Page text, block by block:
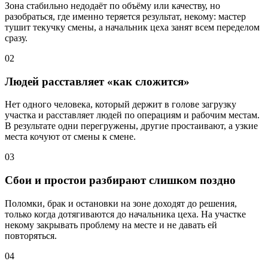
Зона стабильно недодаёт по объёму или качеству, но
разобраться, где именно теряется результат, некому: мастер
тушит текучку смены, а начальник цеха занят всем переделом
сразу.
02
Людей расставляет «как сложится»
Нет одного человека, который держит в голове загрузку
участка и расставляет людей по операциям и рабочим местам.
В результате одни перегружены, другие простаивают, а узкие
места кочуют от смены к смене.
03
Сбои и простои разбирают слишком поздно
Поломки, брак и остановки на зоне доходят до решения,
только когда дотягиваются до начальника цеха. На участке
некому закрывать проблему на месте и не давать ей
повторяться.
04